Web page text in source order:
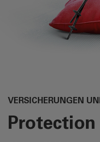
DIENSTLEISTUNGEN
PRIVATKUNDEN
MEHR ALS BANK
ÜBER UNS
VERSICHERUNGEN
Protection